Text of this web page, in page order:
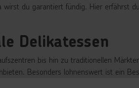
wirst du garantiert fündig. Hier erfährst
Delikatessen
bis hin zu traditionellen
Besonders lohnenswert ist ein
findest.